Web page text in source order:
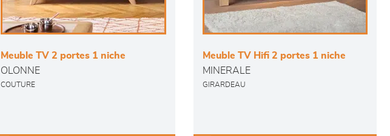
Meuble TV 2 portes 1 niche
OLONNE
COUTURE
Meuble TV Hifi 2 portes 1 niche
MINERALE
GIRARDEAU